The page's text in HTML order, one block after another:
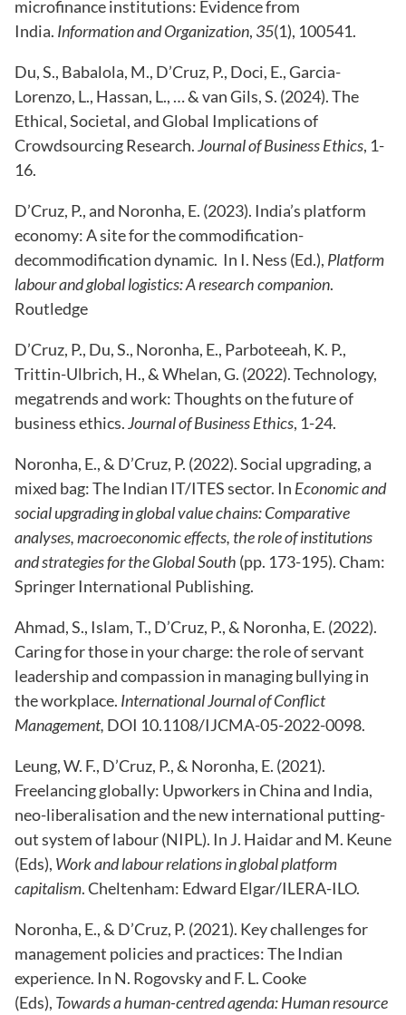
microfinance institutions: Evidence from
India. Information and Organization, 35(1), 100541.
Du, S., Babalola, M., D’Cruz, P., Doci, E., Garcia-
Lorenzo, L., Hassan, L., … & van Gils, S. (2024). The
Ethical, Societal, and Global Implications of
Crowdsourcing Research.Journal of Business Ethics, 1-
16.
D’Cruz, P., and Noronha, E. (2023). India’s platform
economy: A site for the commodification-
decommodification dynamic. In I. Ness (Ed.), Platform
labour and global logistics: A research companion.
Routledge
D’Cruz, P., Du, S., Noronha, E., Parboteeah, K. P.,
Trittin-Ulbrich, H., & Whelan, G. (2022). Technology,
megatrends and work: Thoughts on the future of
business ethics.Journal of Business Ethics, 1-24.
Noronha, E., & D’Cruz, P. (2022). Social upgrading, a
mixed bag: The Indian IT/ITES sector. In Economic and
social upgrading in global value chains: Comparative
analyses, macroeconomic effects, the role of institutions
and strategies for the Global South (pp. 173-195). Cham:
Springer International Publishing.
Ahmad, S., Islam, T., D’Cruz, P., & Noronha, E. (2022).
Caring for those in your charge: the role of servant
leadership and compassion in managing bullying in
the workplace. International Journal of Conflict
Management, DOI 10.1108/IJCMA-05-2022-0098.
Leung, W. F., D’Cruz, P., & Noronha, E. (2021).
Freelancing globally: Upworkers in China and India,
neo-liberalisation and the new international putting-
out system of labour (NIPL). In J. Haidar and M. Keune
(Eds), Work and labour relations in global platform
capitalism. Cheltenham: Edward Elgar/ILERA-ILO.
Noronha, E., & D’Cruz, P. (2021). Key challenges for
management policies and practices: The Indian
experience. In N. Rogovsky and F. L. Cooke
(Eds), Towards a human-centred agenda: Human resource